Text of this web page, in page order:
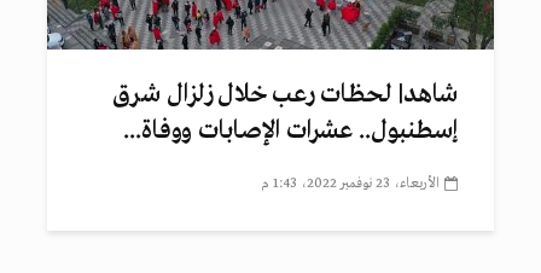
شاهد| لحظات رعب خلال زلزال شرق
إسطنبول.. عشرات الإصابات ووفاة...
الأربعاء، 23 نوفمبر 2022، 1:43 م